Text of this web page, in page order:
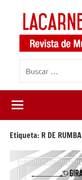
contenido
LaCarne
Magazine
de
música
internacional
Etiqueta: R DE RUMBA